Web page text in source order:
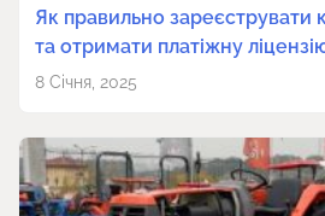
Як правильно зареєструвати
та отримати платіжну
8 Січня, 2025